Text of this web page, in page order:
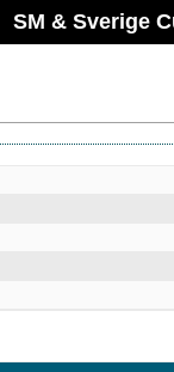
SM & Sverige